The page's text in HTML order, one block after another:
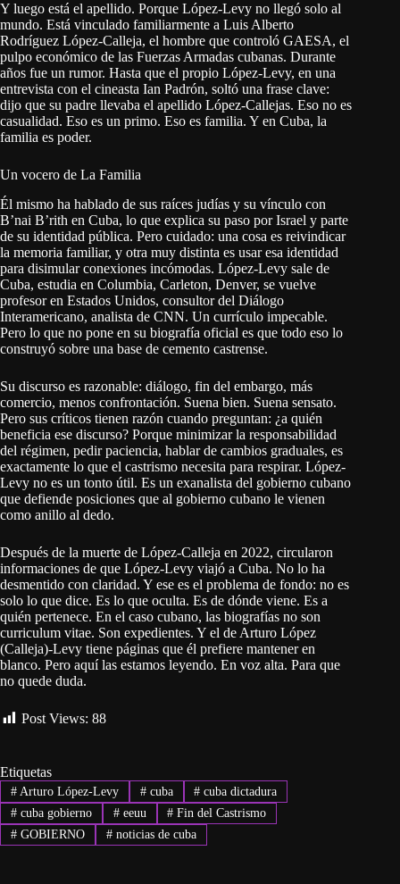
Y luego está el apellido. Porque López-Levy no llegó solo al
mundo. Está vinculado familiarmente a Luis Alberto
Rodríguez López-Calleja, el hombre que controló GAESA, el
pulpo económico de las Fuerzas Armadas cubanas. Durante
años fue un rumor. Hasta que el propio López-Levy, en una
entrevista con el cineasta Ian Padrón, soltó una frase clave:
dijo que su padre llevaba el apellido López-Callejas. Eso no es
casualidad. Eso es un primo. Eso es familia. Y en Cuba, la
familia es poder.
Un vocero de La Familia
Él mismo ha hablado de sus raíces judías y su vínculo con
B’nai B’rith en Cuba, lo que explica su paso por Israel y parte
de su identidad pública. Pero cuidado: una cosa es reivindicar
la memoria familiar, y otra muy distinta es usar esa identidad
para disimular conexiones incómodas. López-Levy sale de
Cuba, estudia en Columbia, Carleton, Denver, se vuelve
profesor en Estados Unidos, consultor del Diálogo
Interamericano, analista de CNN. Un currículo impecable.
Pero lo que no pone en su biografía oficial es que todo eso lo
construyó sobre una base de cemento castrense.
Su discurso es razonable: diálogo, fin del embargo, más
comercio, menos confrontación. Suena bien. Suena sensato.
Pero sus críticos tienen razón cuando preguntan: ¿a quién
beneficia ese discurso? Porque minimizar la responsabilidad
del régimen, pedir paciencia, hablar de cambios graduales, es
exactamente lo que el castrismo necesita para respirar. López-
Levy no es un tonto útil. Es un exanalista del gobierno cubano
que defiende posiciones que al gobierno cubano le vienen
como anillo al dedo.
Después de la muerte de López-Calleja en 2022, circularon
informaciones de que López-Levy viajó a Cuba. No lo ha
desmentido con claridad. Y ese es el problema de fondo: no es
solo lo que dice. Es lo que oculta. Es de dónde viene. Es a
quién pertenece. En el caso cubano, las biografías no son
curriculum vitae. Son expedientes. Y el de Arturo López
(Calleja)-Levy tiene páginas que él prefiere mantener en
blanco. Pero aquí las estamos leyendo. En voz alta. Para que
no quede duda.
Post Views: 88
Etiquetas
#Arturo López-Levy #cuba # cuba dictadura
#cuba gobierno #eeuu # Fin del Castrismo
#GOBIERNO #noticias de cuba